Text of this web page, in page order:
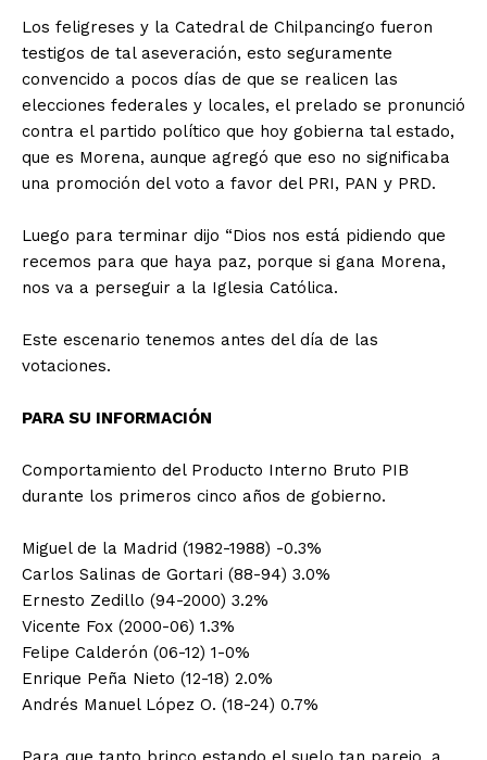
Los feligreses y la Catedral de Chilpancingo fueron
testigos de tal aseveración, esto seguramente
convencido a pocos días de que se realicen las
elecciones federales y locales, el prelado se pronunció
contra el partido político que hoy gobierna tal estado,
que es Morena, aunque agregó que eso no significaba
una promoción del voto a favor del PRI, PAN y PRD.
Luego para terminar dijo “Dios nos está pidiendo que
recemos para que haya paz, porque si gana Morena,
nos va a perseguir a la Iglesia Católica.
Este escenario tenemos antes del día de las
votaciones.
PARA SU INFORMACIÓN
Comportamiento del Producto Interno Bruto PIB
durante los primeros cinco años de gobierno.
Miguel de la Madrid (1982-1988) -0.3%
Carlos Salinas de Gortari (88-94) 3.0%
Ernesto Zedillo (94-2000) 3.2%
Vicente Fox (2000-06) 1.3%
Felipe Calderón (06-12) 1-0%
Enrique Peña Nieto (12-18) 2.0%
Andrés Manuel López O. (18-24) 0.7%